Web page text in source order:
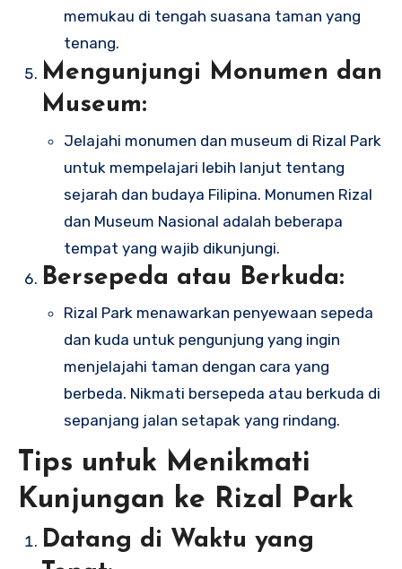
memukau di tengah suasana taman yang
tenang.
Mengunjungi Monumen dan
Museum:
Jelajahi monumen dan museum di Rizal Park
untuk mempelajari lebih lanjut tentang
sejarah dan budaya Filipina. Monumen Rizal
dan Museum Nasional adalah beberapa
tempat yang wajib dikunjungi.
Bersepeda atau Berkuda:
Rizal Park menawarkan penyewaan sepeda
dan kuda untuk pengunjung yang ingin
menjelajahi taman dengan cara yang
berbeda. Nikmati bersepeda atau berkuda di
sepanjang jalan setapak yang rindang.
Tips untuk Menikmati
Kunjungan ke Rizal Park
Datang di Waktu yang